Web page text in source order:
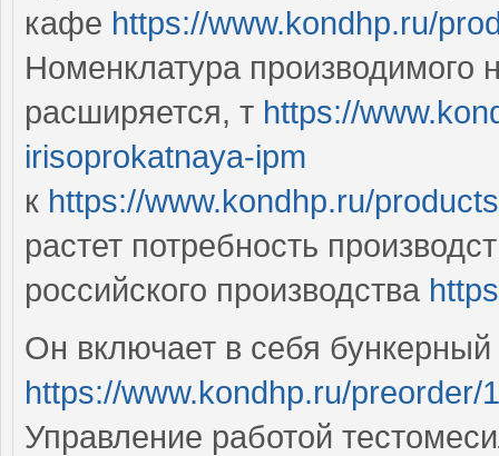
кафе https://www.kondhp.ru/
Номенклатура производимого
расширяется, т https://
irisoprokatnaya-ipm
к https://www.kondhp.ru/
растет потребность
российского производства
Он включает в себя бункерный
https://www.kondhp.ru/preorder/
Управление работой